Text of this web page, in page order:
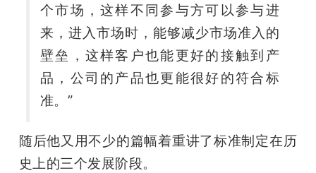
个市场，这样不同参与方可以参与进
来，进入市场时，能够减少市场准入的
壁垒，这样客户也能更好的接触到产
品，公司的产品也更能很好的符合标
准。”
随后他又用不少的篇幅着重讲了标准制定在历
史上的三个发展阶段。